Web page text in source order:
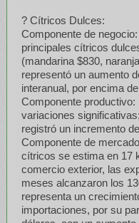
? Cítricos Dulces:
Componente de
principales cítricos
(mandarina $830,
representó un aumento
interanual, por encima
Componente
variaciones
registró un incremento
Componente de
cítricos se estima en 17
comercio exterior, las
meses alcanzaron los
representa un
importaciones, por su